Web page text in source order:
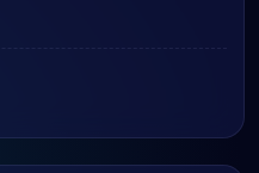
罢不能。